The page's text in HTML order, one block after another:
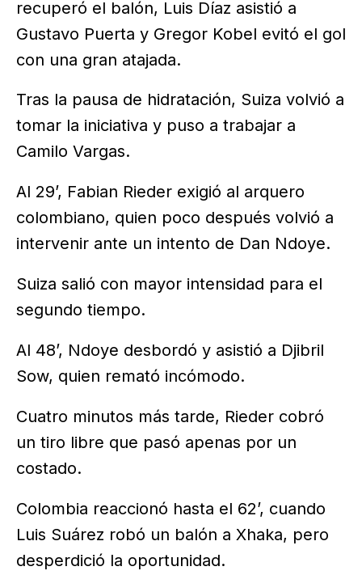
recuperó el balón, Luis Díaz asistió a
Gustavo Puerta y Gregor Kobel evitó el gol
con una gran atajada.
Tras la pausa de hidratación, Suiza volvió a
tomar la iniciativa y puso a trabajar a
Camilo Vargas.
Al 29’, Fabian Rieder exigió al arquero
colombiano, quien poco después volvió a
intervenir ante un intento de Dan Ndoye.
Suiza salió con mayor intensidad para el
segundo tiempo.
Al 48’, Ndoye desbordó y asistió a Djibril
Sow, quien remató incómodo.
Cuatro minutos más tarde, Rieder cobró
un tiro libre que pasó apenas por un
costado.
Colombia reaccionó hasta el 62’, cuando
Luis Suárez robó un balón a Xhaka, pero
desperdició la oportunidad.